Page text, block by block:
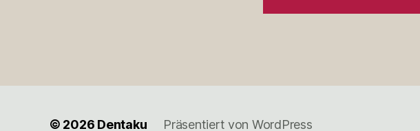
© 2026 Dentaku Präsentiert von WordPress